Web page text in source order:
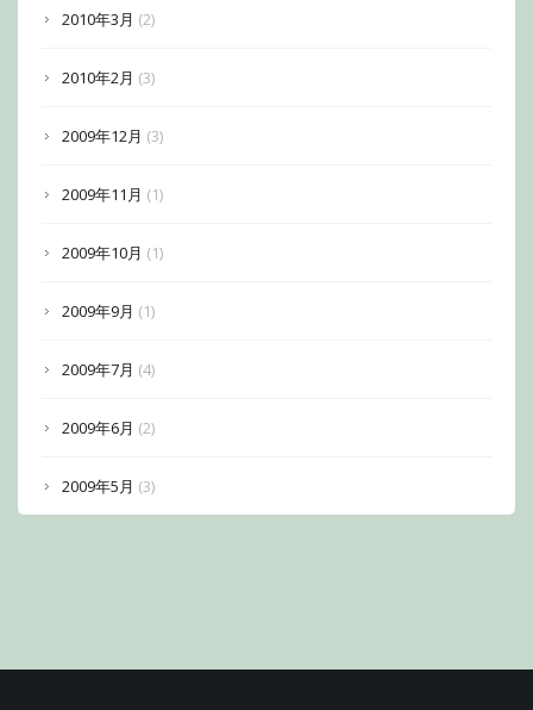
2010年3月 (2)
2010年2月 (3)
2009年12月 (3)
2009年11月 (1)
2009年10月 (1)
2009年9月 (1)
2009年7月 (4)
2009年6月 (2)
2009年5月 (3)